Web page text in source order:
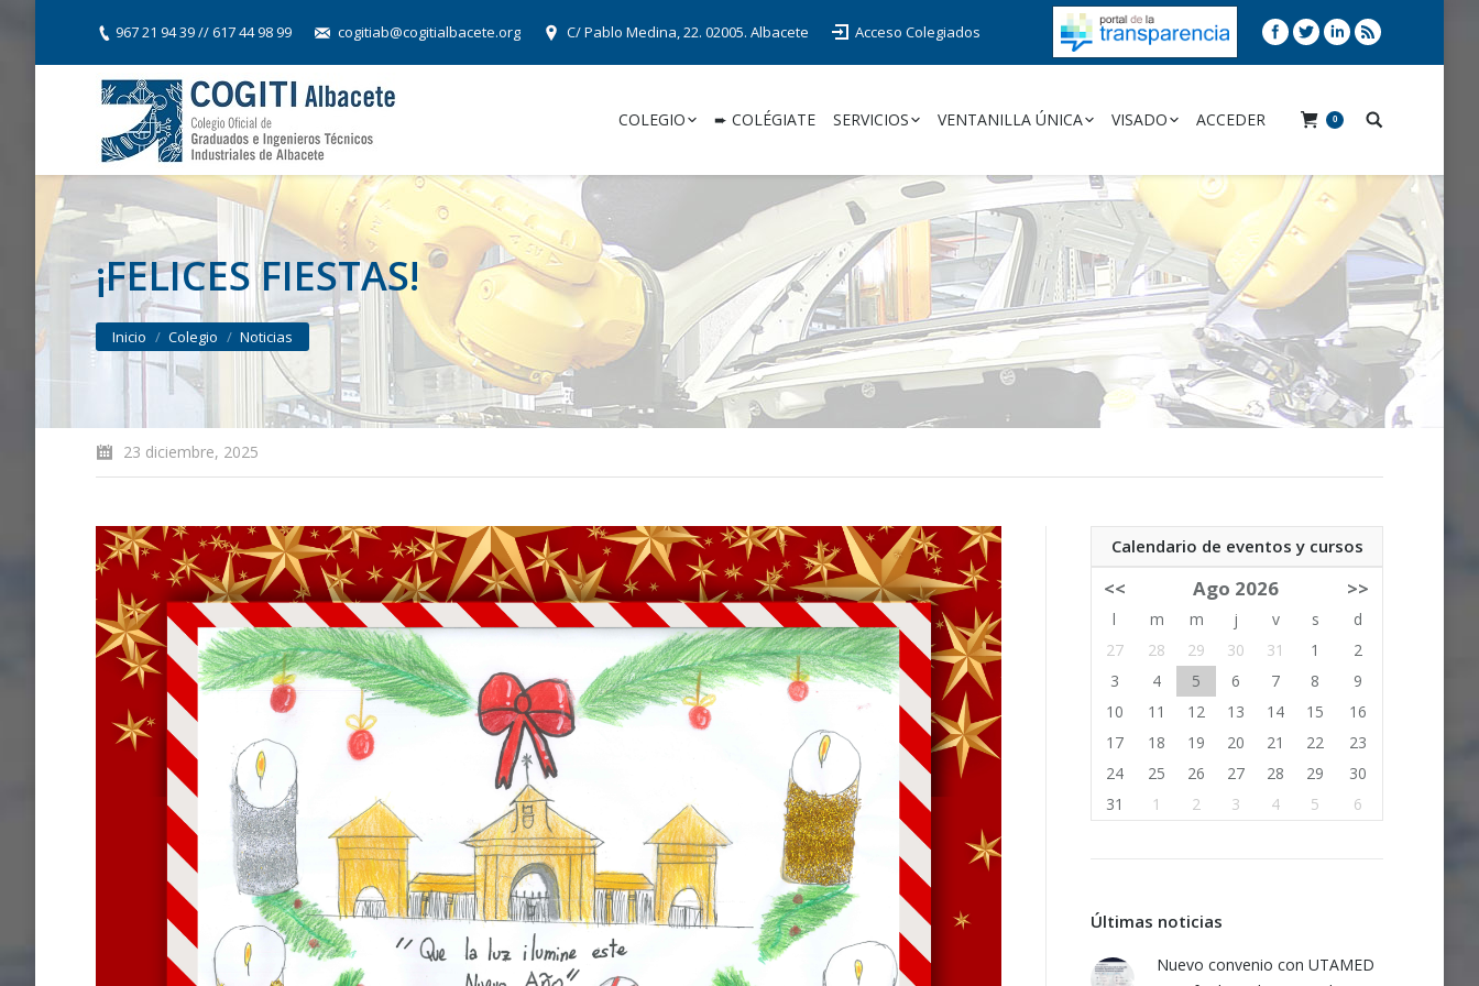
967 21 94 39 // 617 44 98 99 cogitiab@cogitialbacete.org C/ Pablo Medina, 22. 02005. Albacete Acceso Colegiados
COLEGIO ➨ COLÉGIATE SERVICIOS VENTANILLA ÚNICA VISADO ACCEDER 0
¡FELICES FIESTAS!
You are here:
Inicio Colegio Noticias
23 diciembre, 2025
Calendario de eventos y cursos
<< Ago 2026 >>
l m m j v s
d
27
28 29 30 31 1
2
3
4 5 6 7 8
9
10
11 12 13 14 15
16
17
18 19 20 21 22
23
24
25 26 27 28 29
30
31
1 2 3 4 5 6
Últimas noticias
Nuevo convenio con UTAMED